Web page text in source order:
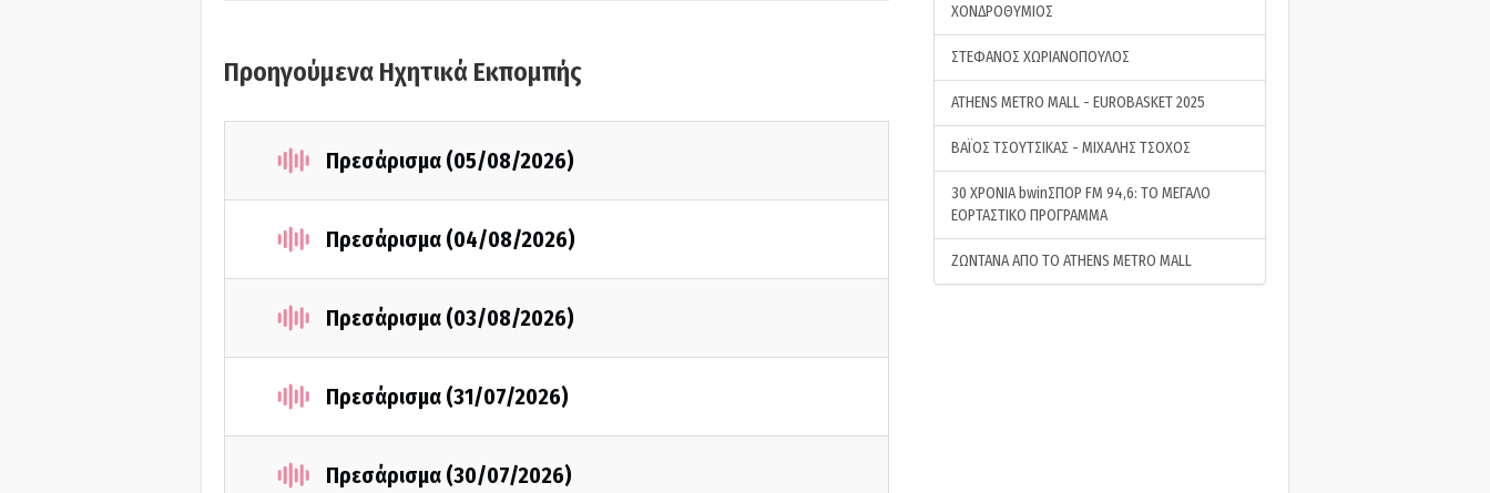
Προηγούμενα Ηχητικά Εκπομπής
Πρεσάρισμα (05/08/2026)
Πρεσάρισμα (04/08/2026)
Πρεσάρισμα (03/08/2026)
Πρεσάρισμα (31/07/2026)
Πρεσάρισμα (30/07/2026)
ΧΟΝΔΡΟΘΥΜΙΟΣ
ΣΤΕΦΑΝΟΣ ΧΩΡΙΑΝΟΠΟΥΛΟΣ
ATHENS METRO MALL - EUROBASKET 2025
ΒΑΪΟΣ ΤΣΟΥΤΣΙΚΑΣ - ΜΙΧΑΛΗΣ ΤΣΟΧΟΣ
30 ΧΡΟΝΙΑ bwinΣΠΟΡ FM 94,6: ΤΟ ΜΕΓΑΛΟ
ΕΟΡΤΑΣΤΙΚΟ ΠΡΟΓΡΑΜΜΑ
ΖΩΝΤΑΝΑ ΑΠΟ ΤΟ ATHENS METRO MALL